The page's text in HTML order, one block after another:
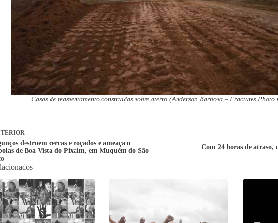
Casas de reassentamento construídas sobre aterro (Anderson Barbosa – Fractures Photo
destroem cercas e roçados e ameaçam
de Boa Vista do Pixaim, em Muquém do São
Com 24 horas de atraso,